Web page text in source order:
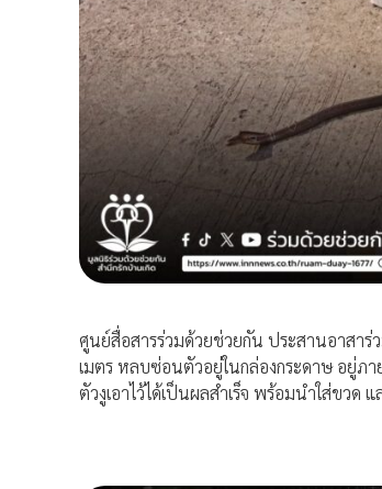
ศูนย์สื่อสารร่วมด้วยช่วยกัน ประสานอาสา
เมตร หลบซ่อนตัวอยู่ในกล่องกระดาษ อยู่ภ
ตัวงูเอาไว้ได้เป็นผลสำเร็จ พร้อมนำใส่ขว